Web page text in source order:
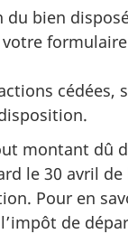
du bien
formulaire
cédées,
montant dû
le 30 avril de
Pour en
de